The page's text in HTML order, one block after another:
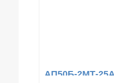
АП50Б-2МТ-